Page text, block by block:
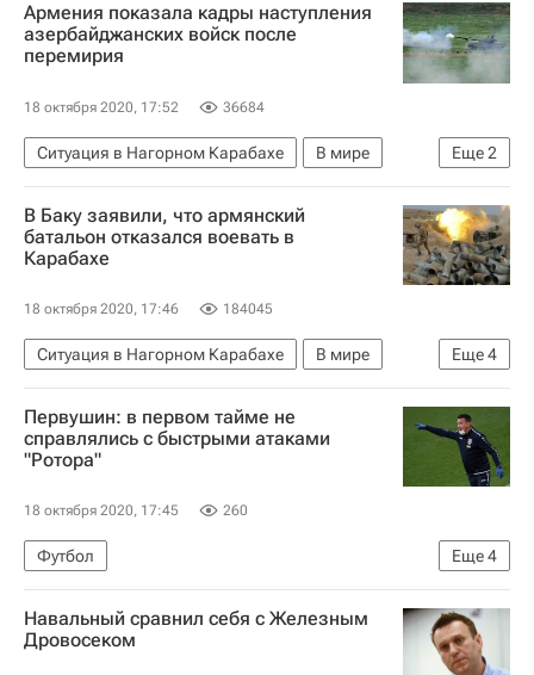
Армения показала кадры наступления
азербайджанских войск после
перемирия
18 октября 2020, 17:52 36684
Еще2
Ситуация в Нагорном Карабахе
В мире
Армения
Азербайджан
В Баку заявили, что армянский
батальон отказался воевать в
Карабахе
18 октября 2020, 17:46 184045
Еще4
Ситуация в Нагорном Карабахе
В мире
Армения
Азербайджан
Нагорно-Карабахская Республика
Первушин: в первом тайме не
справлялись с быстрыми атаками
"Ротора"
18 октября 2020, 17:45 260
Еще4
Футбол
РПЛ 2026-2027 (Чемпионат России по футболу)
Тамбов
Ротор Сергей Первушин
Навальный сравнил себя с Железным
Дровосеком